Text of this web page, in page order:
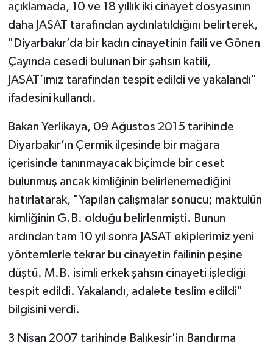
açıklamada, 10 ve 18 yıllık iki cinayet dosyasının
daha JASAT tarafından aydınlatıldığını belirterek,
"Diyarbakır’da bir kadın cinayetinin faili ve Gönen
Çayında cesedi bulunan bir şahsın katili,
JASAT’ımız tarafından tespit edildi ve yakalandı"
ifadesini kullandı.
Bakan Yerlikaya, 09 Ağustos 2015 tarihinde
Diyarbakır’ın Çermik ilçesinde bir mağara
içerisinde tanınmayacak biçimde bir ceset
bulunmuş ancak kimliğinin belirlenemediğini
hatırlatarak, "Yapılan çalışmalar sonucu; maktulün
kimliğinin G.B. olduğu belirlenmişti. Bunun
ardından tam 10 yıl sonra JASAT ekiplerimiz yeni
yöntemlerle tekrar bu cinayetin failinin peşine
düştü. M.B. isimli erkek şahsın cinayeti işlediği
tespit edildi. Yakalandı, adalete teslim edildi"
bilgisini verdi.
3 Nisan 2007 tarihinde Balıkesir'in Bandırma